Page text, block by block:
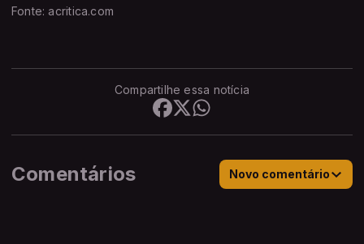
Fonte: acritica.com
Compartilhe essa notícia
Comentários Novo comentário